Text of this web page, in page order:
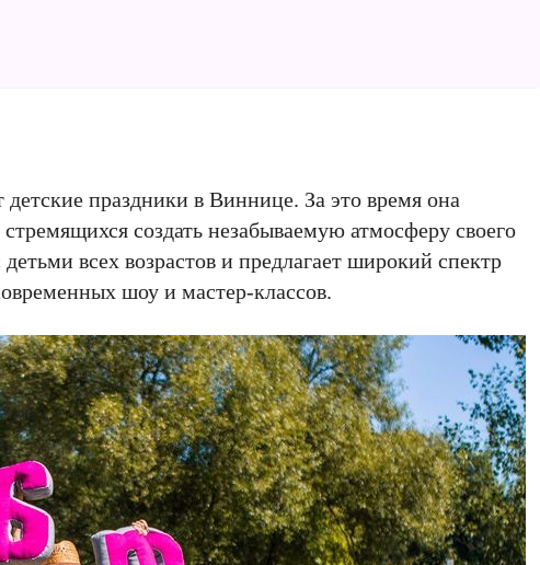
детские праздники в Виннице. За это время она
создать незабываемую атмосферу своего
всех возрастов и предлагает широкий спектр
шоу и мастер-классов.